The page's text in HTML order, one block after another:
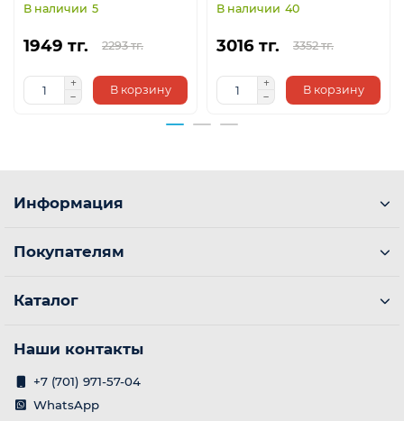
5
1949 тг. 2293 тг.
В корзину
40
3016 тг. 3352 тг.
В корзину
Информация
Покупателям
Каталог
Наши контакты
+7 (701) 971-57-04
WhatsApp